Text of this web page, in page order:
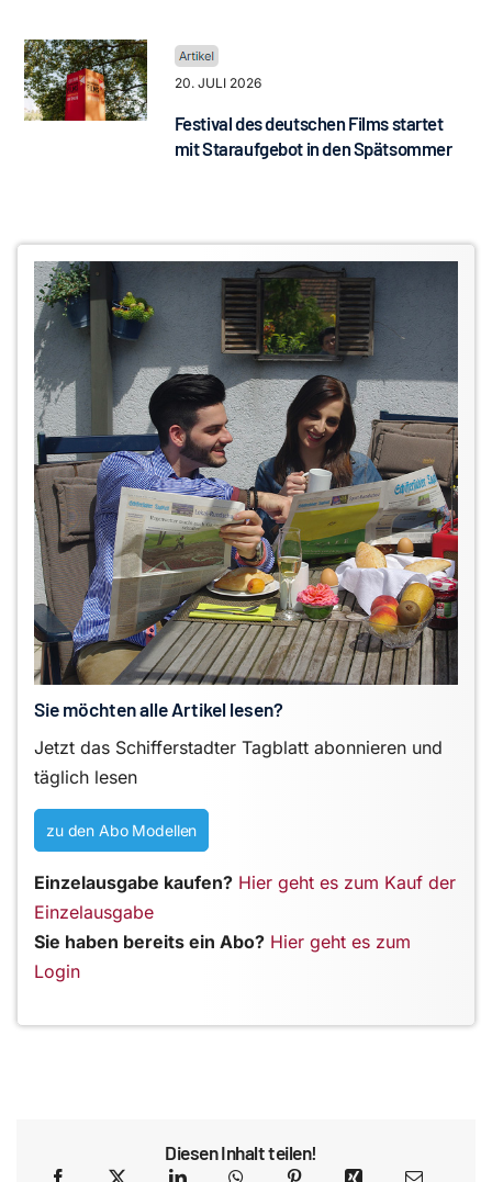
20. JULI 2026
Festival des deutschen Films startet
mit Staraufgebot in den Spätsommer
Sie möchten alle Artikel lesen?
Jetzt das Schifferstadter Tagblatt abonnieren und
täglich lesen
zu den Abo Modellen
Einzelausgabe kaufen? Hier geht es zum Kauf der
Einzelausgabe
Sie haben bereits ein Abo? Hier geht es zum
Login
Diesen Inhalt teilen!